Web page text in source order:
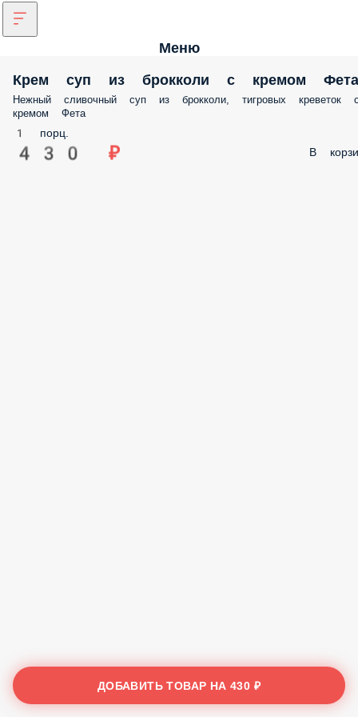
Меню
Крем суп из брокколи с кремом Фета
Нежный сливочный суп из брокколи, тигровых креветок
кремом Фета
1 порц.
430 ₽ В
ДОБАВИТЬ ТОВАР НА430 ₽